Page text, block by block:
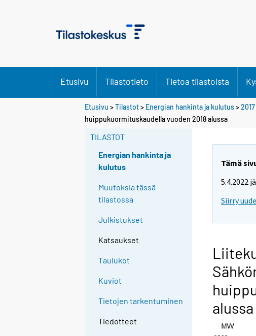
Etusivu Tilastotieto Tietoa tilastoista
Etusivu >Tilastot> Energian hankinta ja kulutus>2017
huippukuormituskaudella vuoden 2018 alussa
TILASTOT
Energian hankinta ja
kulutus
Muutoksia tässä
tilastossa
Julkistukset
Katsaukset
Taulukot
Kuviot
Tietojen tarkentuminen
Tiedotteet
Tämä
5.4.2022
Siirry
alussa